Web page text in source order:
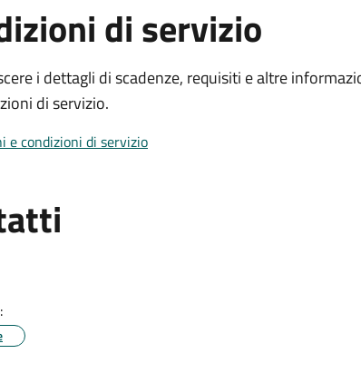
di servizio
i dettagli di scadenze, requisiti e altre
di servizio.
e condizioni di servizio